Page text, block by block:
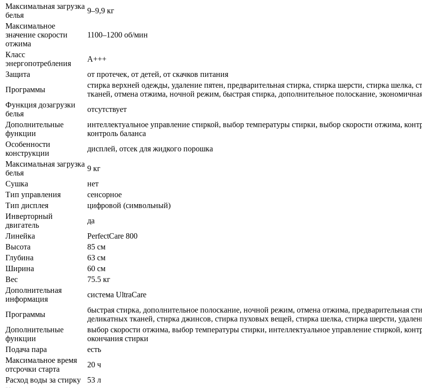
Максимальная загрузка
белья
9–9,9 кг
Максимальное
значение скорости
отжима
1100–1200 об/мин
Класс
энергопотребления
A+++
Защита
от протечек, от детей, от скачков питания
Программы
стирка верхней одежды, удаление пятен, предварительная стирка, стирка шерсти, стирка
тканей, отмена отжима, ночной режим, быстрая стирка, дополнительное полоскание,
Функция дозагрузки
белья
отсутствует
Дополнительные
функции
интеллектуальное управление стиркой, выбор температуры стирки, выбор скорости отжима,
контроль баланса
Особенности
конструкции
дисплей, отсек для жидкого порошка
Максимальная загрузка
белья
9 кг
Сушка
нет
Тип управления
сенсорное
Тип дисплея
цифровой (символьный)
Инверторный
двигатель
да
Линейка
PerfectCare 800
Высота
85 см
Глубина
63 см
Ширина
60 см
Вес
75.5 кг
Дополнительная
информация
система UltraCare
Программы
быстрая стирка, дополнительное полоскание, ночной режим, отмена отжима, предварительная
деликатных тканей, стирка джинсов, стирка пуховых вещей, стирка шелка, стирка шерсти,
Дополнительные
функции
выбор скорости отжима, выбор температуры стирки, интеллектуальное управление стиркой,
окончания стирки
Подача пара
есть
Максимальное время
отсрочки старта
20 ч
Расход воды за стирку
53 л